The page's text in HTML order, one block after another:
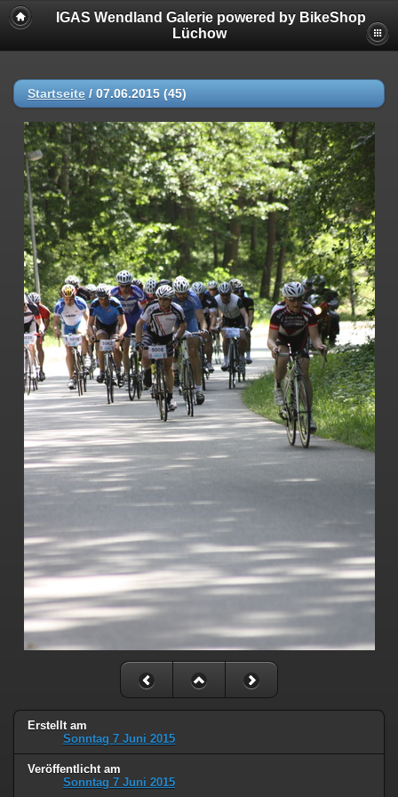
IGAS Wendland Galerie powered by BikeShop
Lüchow
Startseite / 07.06.2015 (45)
Erstellt am
Sonntag 7 Juni 2015
Veröffentlicht am
Sonntag 7 Juni 2015